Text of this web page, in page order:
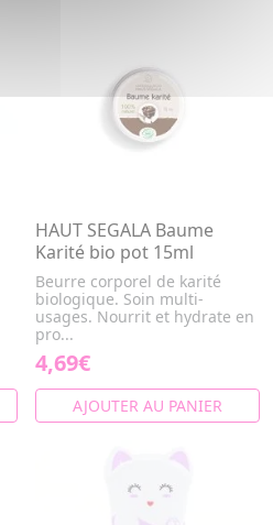
HAUT SEGALA Baume
Karité bio pot 15ml
Beurre corporel de karité
biologique. Soin multi-
usages. Nourrit et hydrate en
pro...
4,69€
AJOUTER AU PANIER